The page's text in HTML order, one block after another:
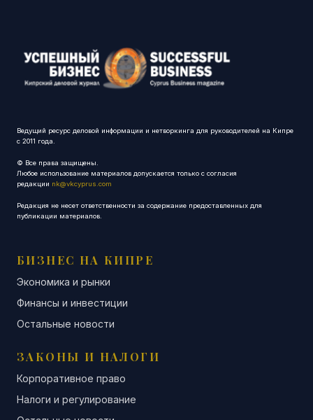
Ведущий ресурс деловой информации и нетворкинга для руководителей на Кипре
с 2011 года.
© Все права защищены.
Любое использование материалов допускается только с согласия
редакции nk@vkcyprus.com
Редакция не несет ответственности за содержание предоставленных для
публикации материалов.
БИЗНЕС НА КИПРЕ
Экономика и рынки
Финансы и инвестиции
Остальные новости
ЗАКОНЫ И НАЛОГИ
Корпоративное право
Налоги и регулирование